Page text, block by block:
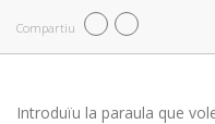
Compartiu
Introduïu la paraula que